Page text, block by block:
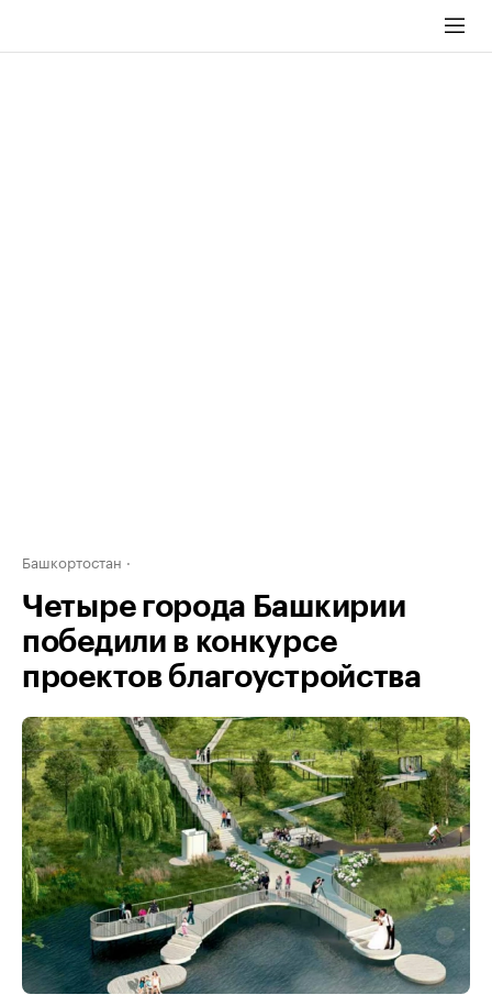
Башкортостан
Четыре города Башкирии
победили в конкурсе
проектов благоустройства